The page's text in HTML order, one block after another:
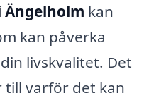
kan
kan påverka
livskvalitet. Det
varför det kan